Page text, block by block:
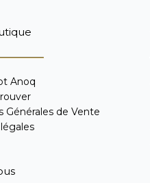
Anoq
Générales de Vente